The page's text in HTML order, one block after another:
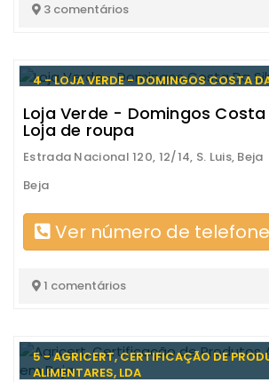
3 comentários
4 - LOJA VERDE - DOMINGOS COSTA
Loja Verde - Domingos Costa
Loja de roupa
Estrada Nacional 120, 12/14, S. Luis, Beja
Beja
Ver número de telefone
1 comentários
5 - AGRICERT, CERTIFICAÇÃO DE
ALIMENTARES, LDA